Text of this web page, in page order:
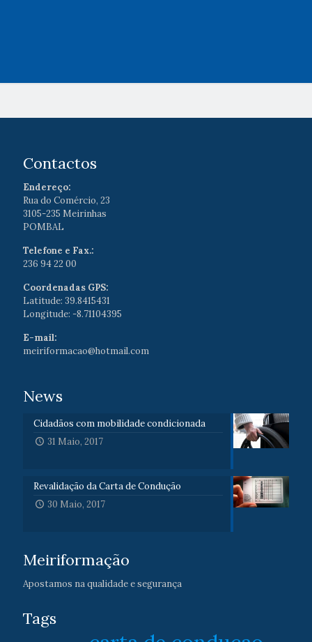
Contactos
Endereço:
Rua do Comércio, 23
3105-235 Meirinhas
POMBAL
Telefone e Fax.:
236 94 22 00
Coordenadas GPS:
Latitude: 39.8415431
Longitude: -8.71104395
E-mail:
meiriformacao@hotmail.com
News
Cidadãos com mobilidade condicionada
31 Maio, 2017
Revalidação da Carta de Condução
30 Maio, 2017
Meiriformação
Apostamos na qualidade e segurança
Tags